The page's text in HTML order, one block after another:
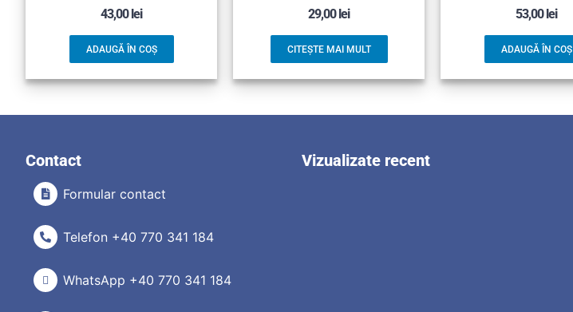
43,00lei
ADAUGĂ ÎN COȘ
29,00lei
CITEȘTE MAI MULT
53,00lei
ADAUGĂ ÎN COȘ
Contact
Formular contact
Telefon +40 770 341 184
WhatsApp +40 770 341 184
Vizualizate recent